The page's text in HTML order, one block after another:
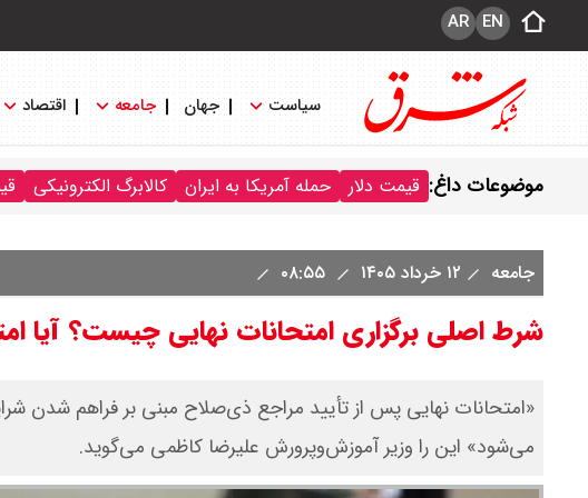
EN
AR
سیاست جهان جامعه اقتصاد
موضوعات داغ: قیمت دلار حمله آمریکا به ایران کالابرگ الکترونیکی
جامعه ۱۲ خرداد ۱۴۰۵
شرط اصلی برگزاری امتحانات نهایی چیست؟ آیا امتحان نهایی از ۱۳ تا
«امتحانات نهایی پس از تأیید مراجع ذی‌صلاح مبنی بر فراهم شدن
می‌شود» این را وزیر آموزش‌وپرورش علیرضا کاظمی می‌گوید.